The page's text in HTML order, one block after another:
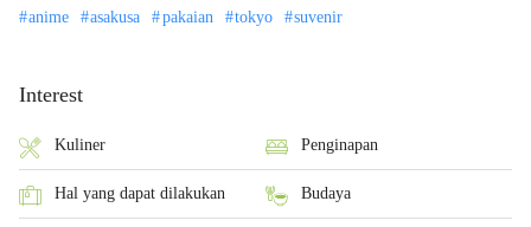
anime asakusa pakaian tokyo suvenir
Interest
Kuliner Penginapan
Hal yang dapat dilakukan Budaya